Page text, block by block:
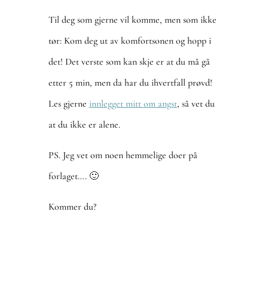
Til deg som gjerne vil komme, men som ikke
tør: Kom deg ut av komfortsonen og hopp i
det! Det verste som kan skje er at du må gå
etter 5 min, men da har du ihvertfall prøvd!
Les gjerne innlegget mitt om angst, så vet du
at du ikke er alene.
PS. Jeg vet om noen hemmelige doer på
forlaget…. 🙂
Kommer du?